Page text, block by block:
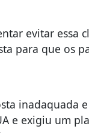
evitar essa
para que os
inadaquada
e exigiu um